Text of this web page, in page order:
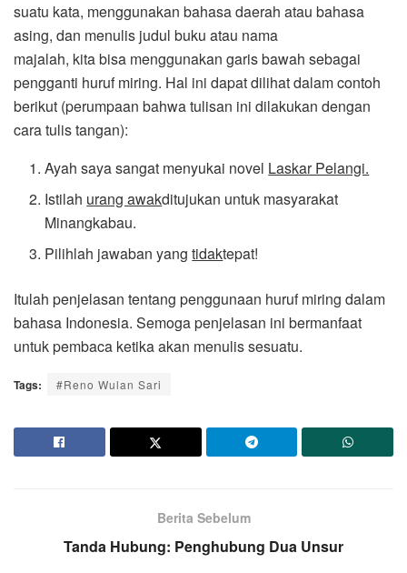
suatu kata, menggunakan bahasa daerah atau bahasa
asing, dan menulis judul buku atau nama
majalah, kita bisa menggunakan garis bawah sebagai
pengganti huruf miring. Hal ini dapat dilihat dalam contoh
berikut (perumpaan bahwa tulisan ini dilakukan dengan
cara tulis tangan):
Ayah saya sangat menyukai novel Laskar Pelangi.
Istilah urang awakditujukan untuk masyarakat
Minangkabau.
Pilihlah jawaban yangtidaktepat!
Itulah penjelasan tentang penggunaan huruf miring dalam
bahasa Indonesia. Semoga penjelasan ini bermanfaat
untuk pembaca ketika akan menulis sesuatu.
Tags: #Reno Wulan Sari
Berita Sebelum
Tanda Hubung: Penghubung Dua Unsur